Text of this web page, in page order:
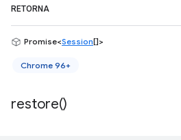
RETORNA
Promise<Session[]>
Chrome 96+
restore()